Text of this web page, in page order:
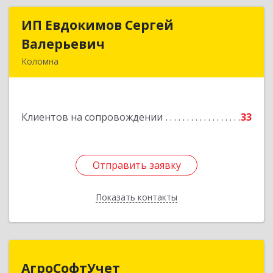
ИП Евдокимов Сергей
Валерьевич
Коломна
Клиентов на сопровождении 33
Отправить заявку
Показать контакты
ИП Евдокимов Сергей
Подробнее
Отправить заявку
Назад
АгроСофтУчет